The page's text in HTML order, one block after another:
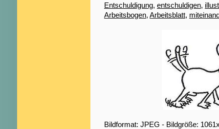
Entschuldigung, entschuldigen,
Arbeitsbogen, Arbeitsblatt,
Bildformat: JPEG - Bildgröße: